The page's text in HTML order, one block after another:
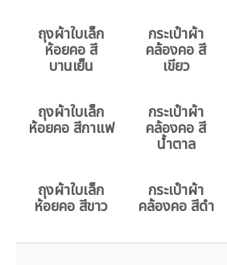
ถุงผ้าใบเล็ก
ห้อยคอ สี
บานเย็น
กระเป๋าผ้า
คล้องคอ สี
เขียว
ถุงผ้าใบเล็ก
ห้อยคอ สีกาแฟ
กระเป๋าผ้า
คล้องคอ สี
น้ำตาล
ถุงผ้าใบเล็ก
ห้อยคอ สีขาว
กระเป๋าผ้า
คล้องคอ สีดำ